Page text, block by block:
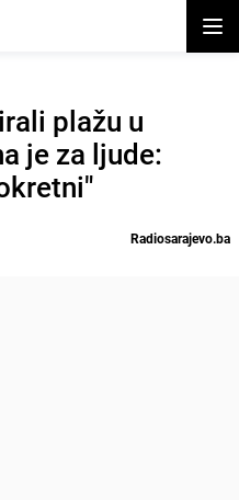
plažu u
je za ljude:
Radiosarajevo.ba